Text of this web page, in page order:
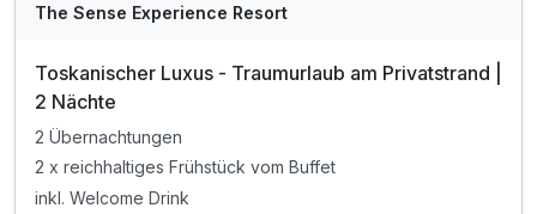
The Sense Experience Resort
Toskanischer Luxus - Traumurlaub am Privatstrand |
2 Nächte
2 Übernachtungen
2 x reichhaltiges Frühstück vom Buffet
inkl. Welcome Drink